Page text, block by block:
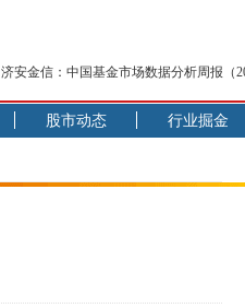
济安金信：中国基金市场数据分析周报（
【见·闻】疫情下，新加坡旅游业步履维艰
记者手记：疫情下的香港零售业如何浴火
【见·闻】疫情下一家香港传统零售商的
济安金信：中国基金市场数据分析周报（
【新华财经调查】同业存单、结构性存款
央行公开市场净投放300亿元 短端资金利
基本面及股市双轮冲击 债市回调十年期债
股市动态 行业掘金